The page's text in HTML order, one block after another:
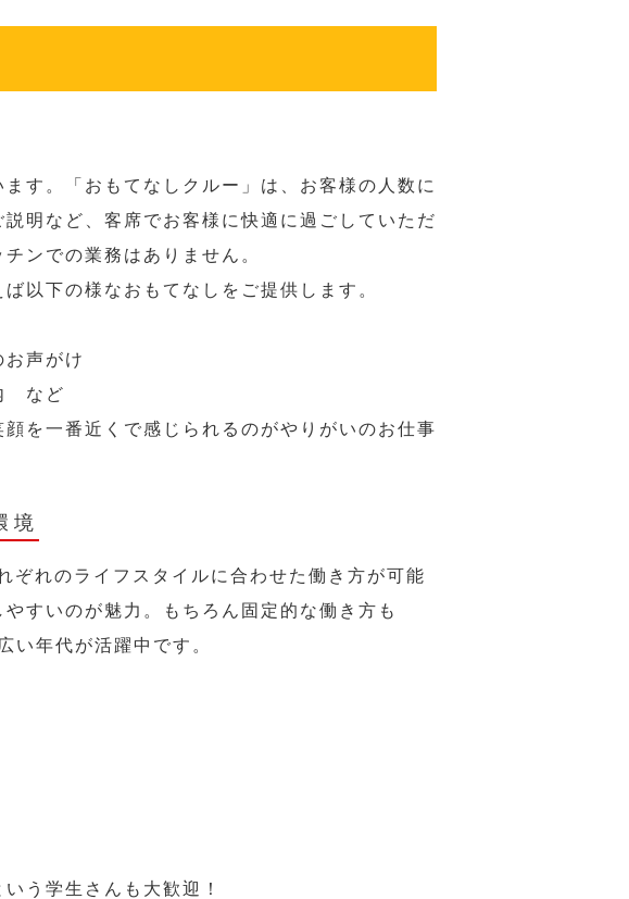
す。「おもてなしクルー」は、お客様の人数に
明など、客席でお客様に快適に過ごしていただ
ンでの業務はありません。
以下の様なおもてなしをご提供します。
声がけ
など
を一番近くで感じられるのがやりがいのお仕事
境
れのライフスタイルに合わせた働き方が可能
すいのが魅力。もちろん固定的な働き方も
い年代が活躍中です。
う学生さんも大歓迎！